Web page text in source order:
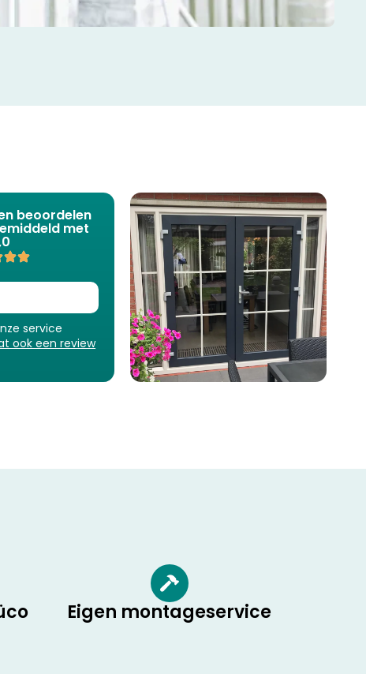
beoordelen
met
service
ook een review
Eigen montageservice